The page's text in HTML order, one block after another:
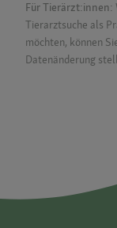
Für Tierärzt:innen:
Tierarztsuche als
möchten, können
Datenänderung